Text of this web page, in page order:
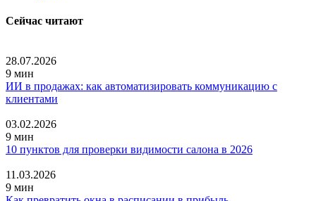
Сейчас читают
28.07.2026
9 мин
ИИ в продажах: как автоматизировать коммуникацию с
клиентами
03.02.2026
9 мин
10 пунктов для проверки видимости салона в 2026
11.03.2026
9 мин